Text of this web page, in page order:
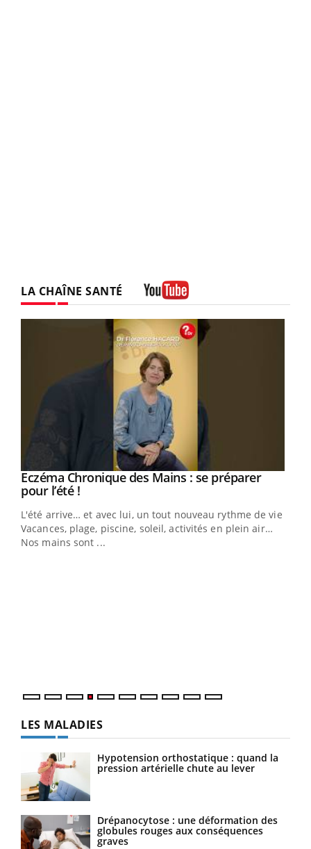
LA CHAÎNE SANTÉ
Youtube
Eczéma Chronique des Mains : se préparer
pour l’été !Youtube
L'été arrive… et avec lui, un tout nouveau rythme de vie !
Vacances, plage, piscine, soleil, activités en plein air…
Nos mains sont ...
LES MALADIES
Hypotension orthostatique : quand la
pression artérielle chute au lever
Drépanocytose : une déformation des
globules rouges aux conséquences
graves